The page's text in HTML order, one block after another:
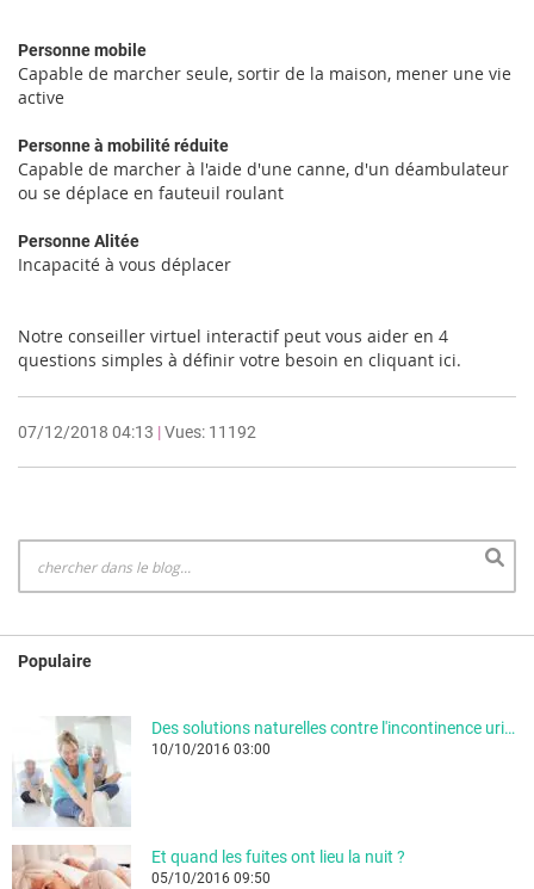
Personne mobile
Capable de marcher seule, sortir de la maison, mener une vie
active
Personne à mobilité réduite
Capable de marcher à l'aide d'une canne, d'un déambulateur
ou se déplace en fauteuil roulant
Personne Alitée
Incapacité à vous déplacer
Notre conseiller virtuel interactif peut vous aider en 4
questions simples à définir votre besoin en cliquant ici.
07/12/2018 04:13 |Vues: 11192
Populaire
Des solutions naturelles contre l'incontinence urinaire
10/10/2016 03:00
Et quand les fuites ont lieu la nuit ?
05/10/2016 09:50